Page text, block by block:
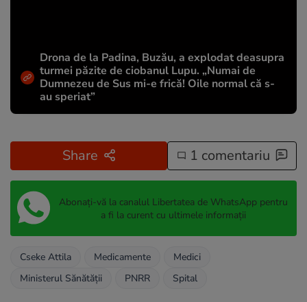
Drona de la Padina, Buzău, a explodat deasupra
turmei păzite de ciobanul Lupu. „Numai de
Dumnezeu de Sus mi-e frică! Oile normal că s-
au speriat”
Share 1 comentariu
Abonați-vă la canalul Libertatea de WhatsApp pentru
a fi la curent cu ultimele informații
Cseke Attila Medicamente
Medici
Ministerul Sănătății
PNRR Spital